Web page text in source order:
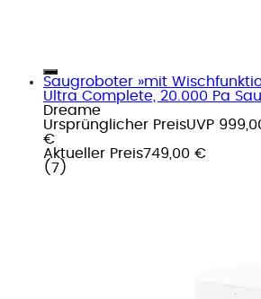
Saugroboter »mit
Ultra Complete, 20.000 Pa
Dreame
Ursprünglicher PreisUVP
€
Aktueller Preis749,00 €
( 7 )